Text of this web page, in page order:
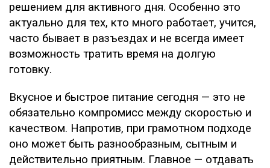
решением для активного дня. Особенно это
актуально для тех, кто много работает, учится,
часто бывает в разъездах и не всегда имеет
возможность тратить время на долгую
готовку.
Вкусное и быстрое питание сегодня — это не
обязательно компромисс между скоростью и
качеством. Напротив, при грамотном подходе
оно может быть разнообразным, сытным и
действительно приятным. Главное — отдавать